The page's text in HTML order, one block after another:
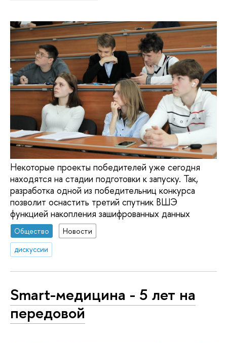
Некоторые проекты победителей уже сегодня
находятся на стадии подготовки к запуску. Так,
разработка одной из победительниц конкурса
позволит оснастить третий спутник ВШЭ
функцией накопления зашифрованных данных
Общество
Новости
дискуссии
Smart-медицина - 5 лет на
передовой